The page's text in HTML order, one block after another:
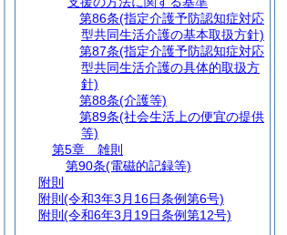
第86条(指定介護予防認知症対応
型共同生活介護の基本取扱方針)
第87条(指定介護予防認知症対応
型共同生活介護の具体的取扱方
針)
第88条(介護等)
第89条(社会生活上の便宜の提供
等)
第5章
雑則
第90条(電磁的記録等)
附則
附則 (令和3年3月16日条例第6号)
附則 (令和6年3月19日条例第12号)